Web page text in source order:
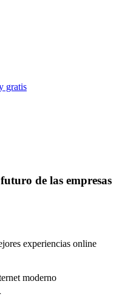
gratis
de las empresas
experiencias online
moderno